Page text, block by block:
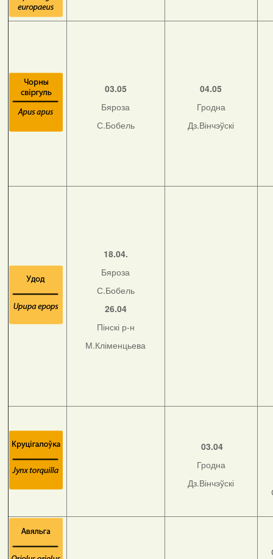
03.05
Бяроза
С.Бобель
04.05
Гродна
Дз.Вінчэўскі
18.04.
Бяроза
С.Бобель
26.04
Пінскі р-н
М.Кліменцьева
03.04
Гродна
Дз.Вінчэўскі